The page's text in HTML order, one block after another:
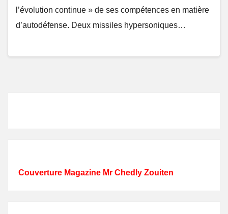
l’évolution continue » de ses compétences en matière
d’autodéfense. Deux missiles hypersoniques…
Couverture Magazine Mr Chedly Zouiten